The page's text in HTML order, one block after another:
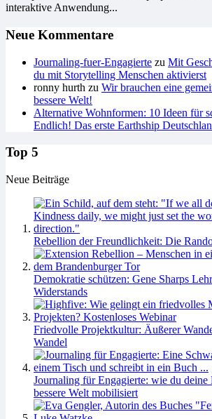
interaktive Anwendung...
Neue Kommentare
Journaling-fuer-Engagierte zu Mit
du mit Storytelling Menschen aktivierst
ronny hurth zu Wir brauchen eine
bessere Welt!
Alternative Wohnformen: 10 Ideen für
Endlich! Das erste Earthship
Top 5
Neue Beiträge
Rebellion der Freundlichkeit: Die
Demokratie schützen: Gene Sharps
Widerstands
Friedvolle Projektkultur: Äußerer
Wandel
Journaling für Engagierte: wie du
bessere Welt mobilisiert